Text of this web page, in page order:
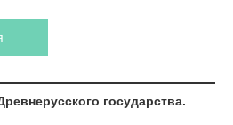
государства.